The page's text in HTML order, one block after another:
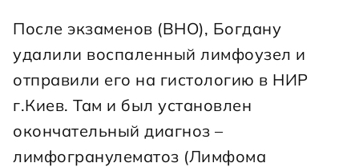
После экзаменов (ВНО), Богдану
удалили воспаленный лимфоузел и
отправили его на гистологию в НИР
г.Киев. Там и был установлен
окончательный диагноз –
лимфогранулематоз (Лимфома